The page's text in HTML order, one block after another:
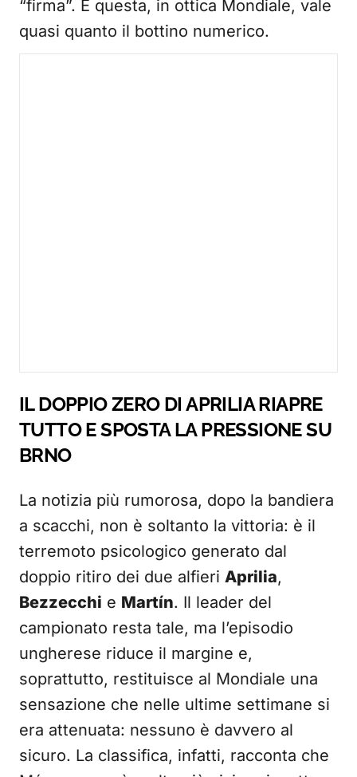
“firma”. E questa, in ottica Mondiale, vale
quasi quanto il bottino numerico.
IL DOPPIO ZERO DI APRILIA RIAPRE
TUTTO E SPOSTA LA PRESSIONE SU
BRNO
La notizia più rumorosa, dopo la bandiera
a scacchi, non è soltanto la vittoria: è il
terremoto psicologico generato dal
doppio ritiro dei due alfieri Aprilia,
Bezzecchi e Martín. Il leader del
campionato resta tale, ma l’episodio
ungherese riduce il margine e,
soprattutto, restituisce al Mondiale una
sensazione che nelle ultime settimane si
era attenuata: nessuno è davvero al
sicuro. La classifica, infatti, racconta che